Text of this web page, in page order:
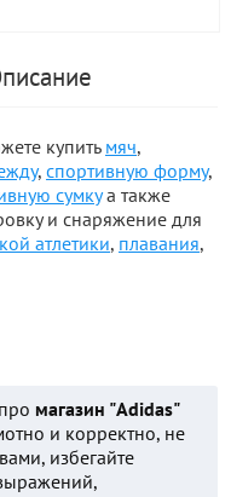
купить мяч,
, спортивную форму,
сумкуа также
и снаряжение для
атлетики, плавания,
магазин "Adidas"
и корректно, не
избегайте